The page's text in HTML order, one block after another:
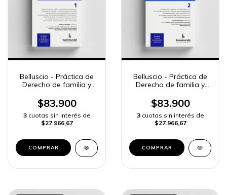
Belluscio - Práctica de
Derecho de familia y
$83.900
3 cuotas sin interés de
$27.966,67
COMPRAR
Belluscio - Práctica de
Derecho de familia y
$83.900
3 cuotas sin interés de
$27.966,67
COMPRAR